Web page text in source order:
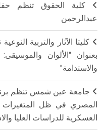
كلية الحقوق تنظم
عبدالرحمن
كليتا الآثار والتربية
بعنوان "الألوان
والاستدامة"
جامعة عين شمس تنظم
المصري في ظل المتغيرات
العسكرية للدراسات العليا